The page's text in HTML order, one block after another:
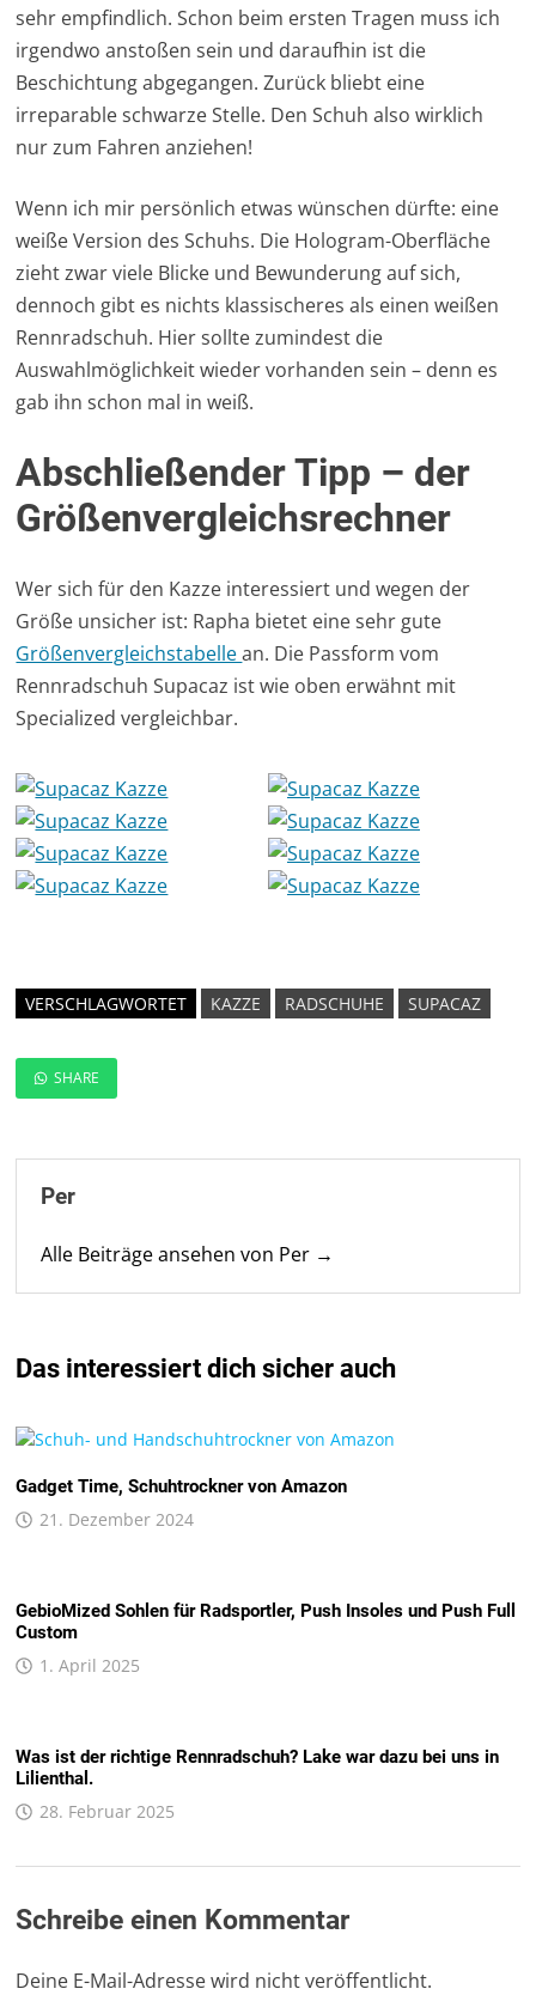
sehr empfindlich. Schon beim ersten Tragen muss ich
irgendwo anstoßen sein und daraufhin ist die
Beschichtung abgegangen. Zurück bliebt eine
irreparable schwarze Stelle. Den Schuh also wirklich
nur zum Fahren anziehen!
Wenn ich mir persönlich etwas wünschen dürfte: eine
weiße Version des Schuhs. Die Hologram-Oberfläche
zieht zwar viele Blicke und Bewunderung auf sich,
dennoch gibt es nichts klassischeres als einen weißen
Rennradschuh. Hier sollte zumindest die
Auswahlmöglichkeit wieder vorhanden sein – denn es
gab ihn schon mal in weiß.
Abschließender Tipp – der
Größenvergleichsrechner
Wer sich für den Kazze interessiert und wegen der
Größe unsicher ist: Rapha bietet eine sehr gute
Größenvergleichstabellean. Die Passform vom
Rennradschuh Supacaz ist wie oben erwähnt mit
Specialized vergleichbar.
VERSCHLAGWORTET KAZZE RADSCHUHE SUPACAZ
SHARE
Per
Alle Beiträge ansehen von Per →
Das interessiert dich sicher auch
Gadget Time, Schuhtrockner von Amazon
21. Dezember 2024
GebioMized Sohlen für Radsportler, Push Insoles und Push Full
Custom
1. April 2025
Was ist der richtige Rennradschuh? Lake war dazu bei uns in
Lilienthal.
28. Februar 2025
Schreibe einen Kommentar
Deine E-Mail-Adresse wird nicht veröffentlicht.